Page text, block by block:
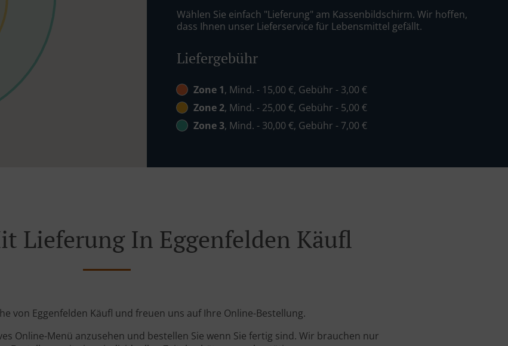
Wählen Sie einfach "Lieferung" am Kassenbildschirm. Wir hoffen,
dass Ihnen unser Lieferservice für Lebensmittel gefällt.
Liefergebühr
Zone 1, Mind. - 15,00 €, Gebühr - 3,00 €
Zone 2, Mind. - 25,00 €, Gebühr - 5,00 €
Zone 3, Mind. - 30,00 €, Gebühr - 7,00 €
Lieferung In Eggenfelden Käufl
von Eggenfelden Käufl und freuen uns auf Ihre Online-Bestellung.
Online-Menü anzusehen und bestellen Sie wenn Sie fertig sind. Wir brauchen nur